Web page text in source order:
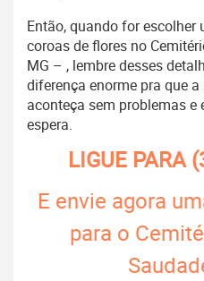
Então, quando for
coroas de flores no
MG – , lembre desses
diferença enorme pra que
aconteça sem problemas
espera.
LIGUE PARA
E envie agora
para o